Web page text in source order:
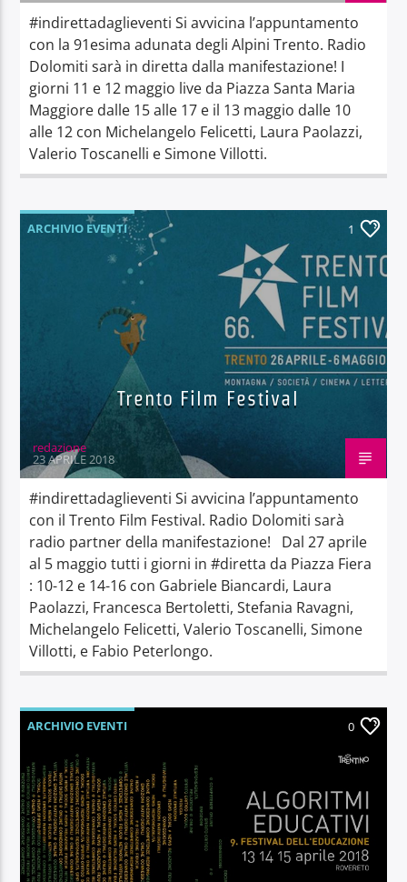
#indirettadaglieventi Si avvicina l’appuntamento
con la 91esima adunata degli Alpini Trento. Radio
Dolomiti sarà in diretta dalla manifestazione! I
giorni 11 e 12 maggio live da Piazza Santa Maria
Maggiore dalle 15 alle 17 e il 13 maggio dalle 10
alle 12 con Michelangelo Felicetti, Laura Paolazzi,
Valerio Toscanelli e Simone Villotti.
ARCHIVIO EVENTI 1
Trento Film Festival
redazione
23 APRILE 2018
#indirettadaglieventi Si avvicina l’appuntamento
con il Trento Film Festival. Radio Dolomiti sarà
radio partner della manifestazione! Dal 27 aprile
al 5 maggio tutti i giorni in #diretta da Piazza Fiera
: 10-12 e 14-16 con Gabriele Biancardi, Laura
Paolazzi, Francesca Bertoletti, Stefania Ravagni,
Michelangelo Felicetti, Valerio Toscanelli, Simone
Villotti, e Fabio Peterlongo.
ARCHIVIO EVENTI 0